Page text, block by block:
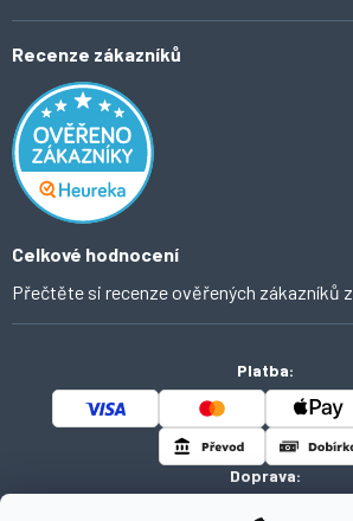
Tipy do kuchyně
Inspirace a trendy
Domácí vychytávky
O Ahomi
Odstoupení od smlouvy
Obchodní podmínky
Ochrana osobních údajů
Recenze zákazníků
Celkové hodnocení
Přečtěte si recenze ověřených zákazníků z
Platba:
Doprava: